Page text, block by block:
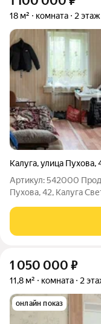
18 м² комната 2 этаж
Калуга,улица Пухова,
Артикул: 542000 Продаётся комната 18 кв.м. по адресу: ул.
Пухова, 42, Калуга
пространство для
развитая
1 050 000 ₽
11,8 м² комната 2
онлайн показ